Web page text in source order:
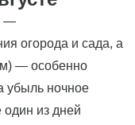
—
огорода и сада, а
— особенно
убыль ночное
один из дней